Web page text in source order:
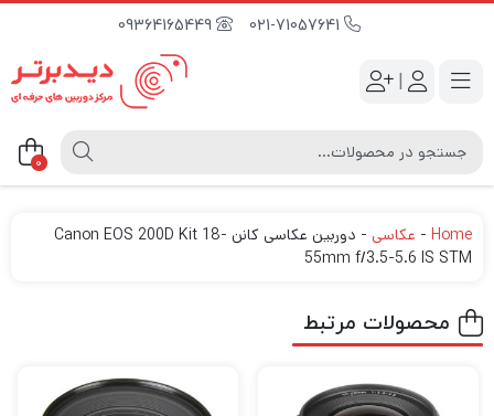
09364165449
|
0
Home
- عکاسی -
دوربین عکاسی کانن Canon EOS 200D Kit 18-
55mm f/3.5-5.6 IS STM
محصولات مرتبط